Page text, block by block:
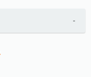
-